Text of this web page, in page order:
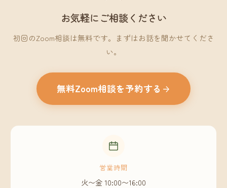
お気軽にご相談ください
初回のZoom相談は無料です。まずはお話を聞かせてくださ
い。
無料Zoom相談を予約する
営業時間
火〜金 10:00〜16:00